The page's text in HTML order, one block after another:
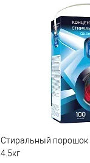
Стиральный порошок
4.5кг